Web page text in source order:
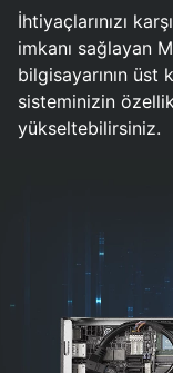
İhtiyaçlarınızı
imkanı sağlayan
bilgisayarının üst
sisteminizin
yükseltebilirsiniz.